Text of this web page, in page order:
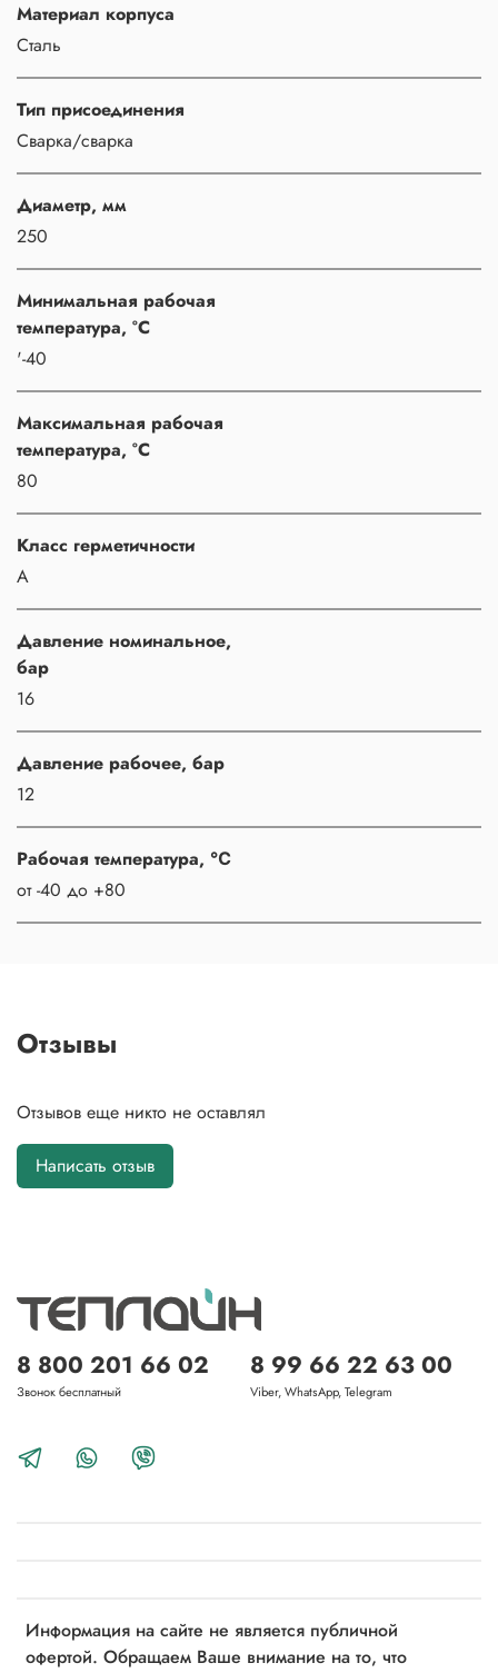
Материал корпуса
Сталь
Тип присоединения
Сварка/сварка
Диаметр, мм
250
Минимальная рабочая
температура, °C
'-40
Максимальная рабочая
температура, °C
80
Класс герметичности
A
Давление номинальное,
бар
16
Давление рабочее, бар
12
Рабочая температура, ℃
от -40 до +80
Отзывы
Отзывов еще никто не оставлял
Написать отзыв
Информация на сайте не является публичной
офертой. Обращаем Ваше внимание на то, что
8 800 201 66 02
Звонок бесплатный
8 99 66 22 63 00
Viber, WhatsApp, Telegram